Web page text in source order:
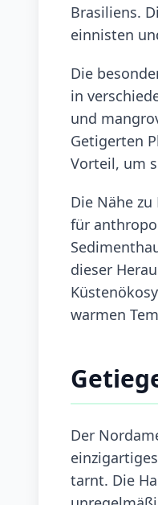
Brasiliens.
einnisten
Die
in
und
Getigerten
Vorteil, um
Die Nähe
für
dieser
warmen
Der
tarnt. Die